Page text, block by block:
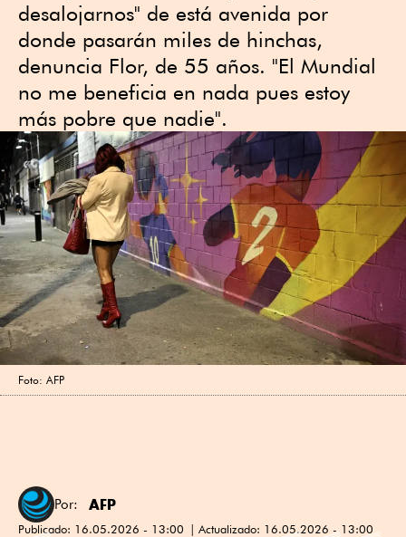
desalojarnos" de está avenida por
donde pasarán miles de hinchas,
denuncia Flor, de 55 años. "El Mundial
no me beneficia en nada pues estoy
más pobre que nadie".
Foto: AFP
Por: AFP
Publicado: 16.05.2026 - 13:00 Actualizado: 16.05.2026 - 13:00